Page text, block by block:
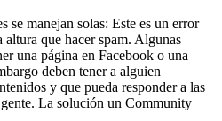
se manejan solas: Este es un error
altura que hacer spam. Algunas
una página en Facebook o una
deben tener a alguien
y que pueda responder a las
La solución un Community